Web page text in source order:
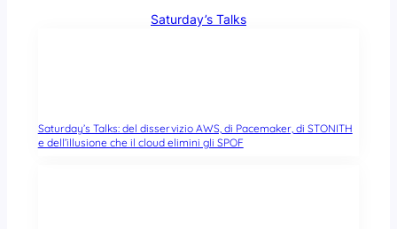
Saturday’s Talks
Saturday’s Talks: del disservizio AWS, di Pacemaker, di STONITH
e dell’illusione che il cloud elimini gli SPOF